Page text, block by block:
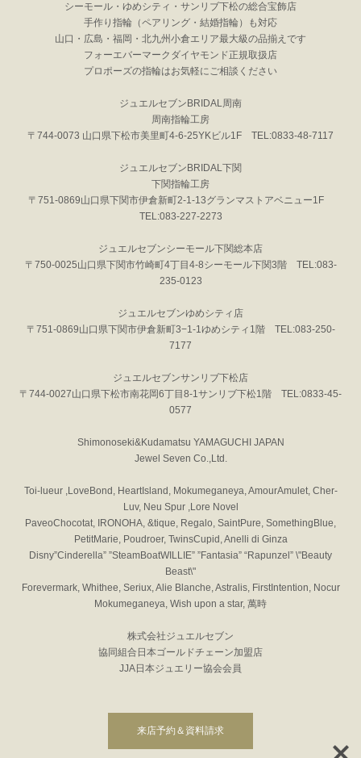
シーモール・ゆめシティ・サンリブ下松の総合宝飾店
手作り指輪（ペアリング・結婚指輪）も対応
山口・広島・福岡・北九州小倉エリア最大級の品揃えです
フォーエバーマークダイヤモンド正規取扱店
プロポーズの指輪はお気軽にご相談ください
ジュエルセブンBRIDAL周南
周南指輪工房
〒744-0073 山口県下松市美里町4-6-25YKビル1F TEL:0833-48-7117
ジュエルセブンBRIDAL下関
下関指輪工房
〒751-0869山口県下関市伊倉新町2-1-13グランマストアベニュー1F
TEL:083-227-2273
ジュエルセブンシーモール下関総本店
〒750-0025山口県下関市竹崎町4丁目4-8シーモール下関3階 TEL:083-
235-0123
ジュエルセブンゆめシティ店
〒751-0869山口県下関市伊倉新町3−1-1ゆめシティ1階 TEL:083-250-
7177
ジュエルセブンサンリブ下松店
〒744-0027山口県下松市南花岡6丁目8-1サンリブ下松1階 TEL:0833-45-
0577
Shimonoseki&Kudamatsu YAMAGUCHI JAPAN
Jewel Seven Co.,Ltd.
Toi-lueur ,LoveBond, HeartIsland, Mokumeganeya, AmourAmulet, Cher-
Luv, Neu Spur ,Lore Novel
PaveoChocotat, IRONOHA, &tique, Regalo, SaintPure, SomethingBlue,
PetitMarie, Poudroer, TwinsCupid, Anelli di Ginza
Disny”Cinderella” ”SteamBoatWILLIE” ”Fantasia” “Rapunzel” \"Beauty
Beast\"
Forevermark, Whithee, Seriux, Alie Blanche, Astralis, FirstIntention, Nocur
Mokumeganeya, Wish upon a star, 萬時
株式会社ジュエルセブン
協同組合日本ゴールドチェーン加盟店
JJA日本ジュエリー協会会員
来店予約＆資料請求